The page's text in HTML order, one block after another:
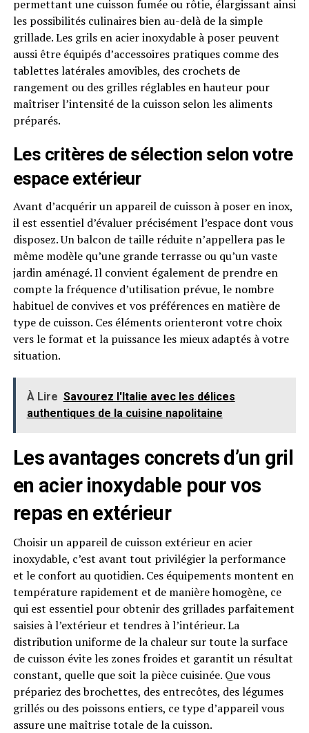
permettant une cuisson fumée ou rôtie, élargissant ainsi
les possibilités culinaires bien au-delà de la simple
grillade. Les grils en acier inoxydable à poser peuvent
aussi être équipés d’accessoires pratiques comme des
tablettes latérales amovibles, des crochets de
rangement ou des grilles réglables en hauteur pour
maîtriser l’intensité de la cuisson selon les aliments
préparés.
Les critères de sélection selon votre
espace extérieur
Avant d’acquérir un appareil de cuisson à poser en inox,
il est essentiel d’évaluer précisément l’espace dont vous
disposez. Un balcon de taille réduite n’appellera pas le
même modèle qu’une grande terrasse ou qu’un vaste
jardin aménagé. Il convient également de prendre en
compte la fréquence d’utilisation prévue, le nombre
habituel de convives et vos préférences en matière de
type de cuisson. Ces éléments orienteront votre choix
vers le format et la puissance les mieux adaptés à votre
situation.
À Lire Savourez l'Italie avec les délices
authentiques de la cuisine napolitaine
Les avantages concrets d’un gril
en acier inoxydable pour vos
repas en extérieur
Choisir un appareil de cuisson extérieur en acier
inoxydable, c’est avant tout privilégier la performance
et le confort au quotidien. Ces équipements montent en
température rapidement et de manière homogène, ce
qui est essentiel pour obtenir des grillades parfaitement
saisies à l’extérieur et tendres à l’intérieur. La
distribution uniforme de la chaleur sur toute la surface
de cuisson évite les zones froides et garantit un résultat
constant, quelle que soit la pièce cuisinée. Que vous
prépariez des brochettes, des entrecôtes, des légumes
grillés ou des poissons entiers, ce type d’appareil vous
assure une maîtrise totale de la cuisson.